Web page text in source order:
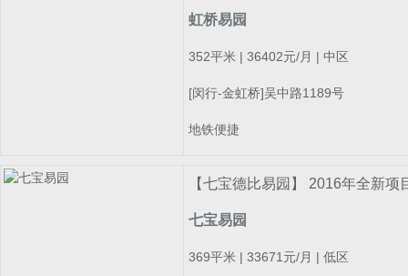
虹桥易园
352平米 | 36402元/月 | 中区
[闵行-金虹桥]吴中路1189号
地铁便捷
【七宝德比易园】 2016年全新
七宝易园
369平米 | 33671元/月 | 低区